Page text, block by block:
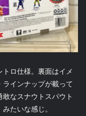
トロ仕様。裏面はイメ
インナップが載って
なスナウトスパウト
たいな感じ。